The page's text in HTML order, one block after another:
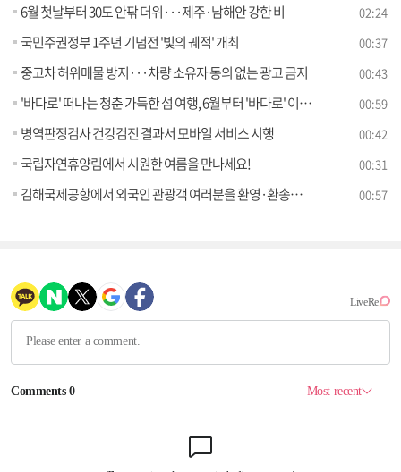
6월 첫날부터 30도 안팎 더위···제주·남해안 강한 비 02:24
국민주권정부 1주년 기념전 '빛의 궤적' 개최 00:37
중고차 허위매물 방지···차량 소유자 동의 없는 광고 금지 00:43
'바다로' 떠나는 청춘 가득한 섬 여행, 6월부터 '바다로' 이용권 판매 시작 00:59
병역판정검사 건강검진 결과서 모바일 서비스 시행 00:42
국립자연휴양림에서 시원한 여름을 만나세요! 00:31
김해국제공항에서 외국인 관광객 여러분을 환영·환송합니다 00:57